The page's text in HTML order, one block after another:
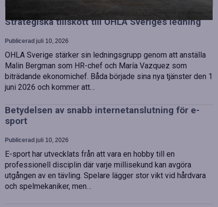
Strategiska tillskott till OHLA Sveriges ledning
Publicerad juli 10, 2026
OHLA Sverige stärker sin ledningsgrupp genom att anställa
Malin Bergman som HR-chef och María Vazquez som
biträdande ekonomichef. Båda började sina nya tjänster den 1
juni 2026 och kommer att…
Betydelsen av snabb internetanslutning för e-
sport
Publicerad juli 10, 2026
E-sport har utvecklats från att vara en hobby till en
professionell disciplin där varje millisekund kan avgöra
utgången av en tävling. Spelare lägger stor vikt vid hårdvara
och spelmekaniker, men…